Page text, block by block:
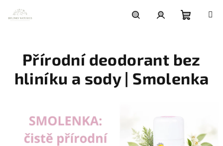
košík
Přírodní deodorant bez
hliníku a sody | Smolenka